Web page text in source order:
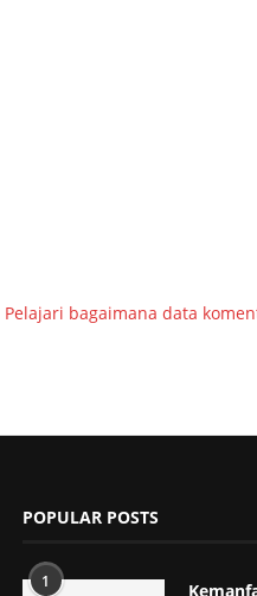
Pelajari bagaimana data
POPULAR POSTS
1